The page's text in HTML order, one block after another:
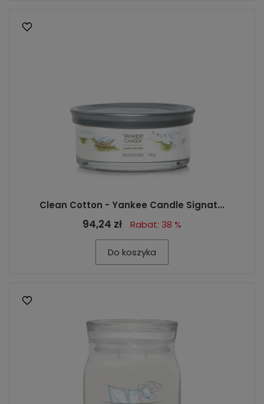
Clean Cotton - Yankee Candle Signat...
94,24 zł Rabat: 38 %
Do koszyka